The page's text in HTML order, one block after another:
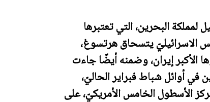
البحرين، التي تعتبرها
الاسرائيليّ يتسحاق هرتسوغ،
الأكبر إيران، وضمنه أيضًا جاءت
في أوائل شباط فبراير الحاليّ،
الأسطول الخامس الأمريكيّ، على